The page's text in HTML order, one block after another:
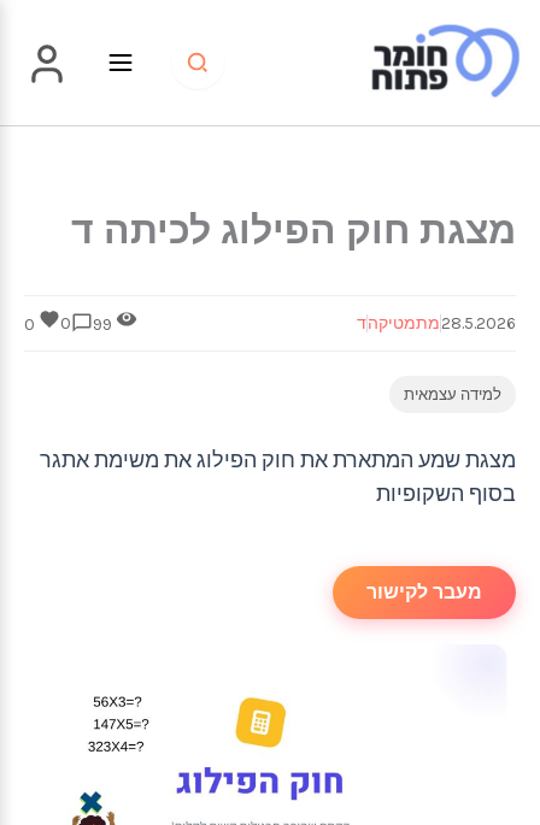
לתוכן
מצגת חוק הפילוג לכיתה ד
28.5.2026מתמטיקהד 0
למידה עצמאית
מצגת שמע המתארת את חוק הפילוג את משימת אתגר
בסוף השקופיות
מעבר לקישור